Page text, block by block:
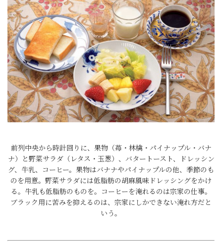
前列中央から時計回りに、果物（苺・林檎・パイナップル・バナ
ナ）と野菜サラダ（レタス・玉葱）、バタートースト、ドレッシン
グ、牛乳、コーヒー。果物はバナナやパイナップルの他、季節のも
のを用意。野菜サラダには低脂肪の胡麻風味ドレッシングをかけ
る。牛乳も低脂肪のものを。コーヒーを淹れるのは宗家の仕事。
ブラック用に苦みを抑えるのは、宗家にしかできない淹れ方だと
いう。